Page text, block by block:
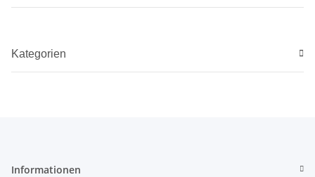
Kategorien
Informationen